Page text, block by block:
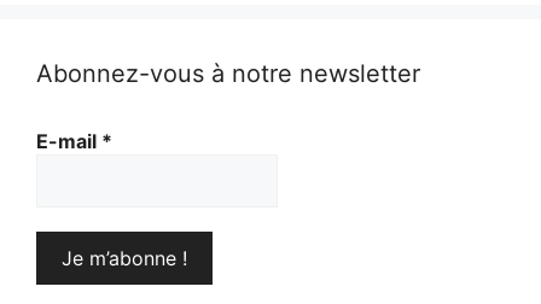
Abonnez-vous à notre newsletter
E-mail *